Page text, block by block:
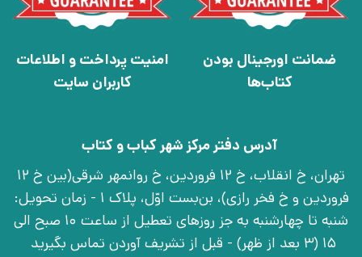
ضمانت اورجینال بودن
کتاب‌ها
امنیت پرداخت و اطلاعات
کاربران سایت
آدرس دفتر مرکز شهر کباب و کتاب
تهران، خ انقلاب، خ 12 فروردین، خ روانمهر شرقی(بین خ 12
فروردین و خ فخر رازی)، بن‌بست اوّل، پلاک 1 - زمان تحویل:
شنبه تا چهارشنبه به جز روزهای تعطیل از ساعت 10 صبح الی
15 (3 بعد از ظهر) - قبل از تشریف آوردن تماس بگیرید